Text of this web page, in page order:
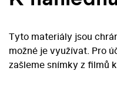
Tyto materiály jsou
možné je využívat. Pro
zašleme snímky z filmů